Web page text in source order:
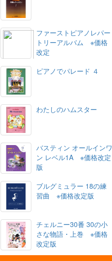
ファーストピアノレパー
トリーアルバム ※価格
改定
ピアノでパレード ４
わたしのハムスター
バスティン オールインワ
ン レベル1A ※価格改定
版
ブルグミュラー 18の練
習曲 ※価格改定版
チェルニー30番 30の小
さな物語・上巻 ※価格
改定版